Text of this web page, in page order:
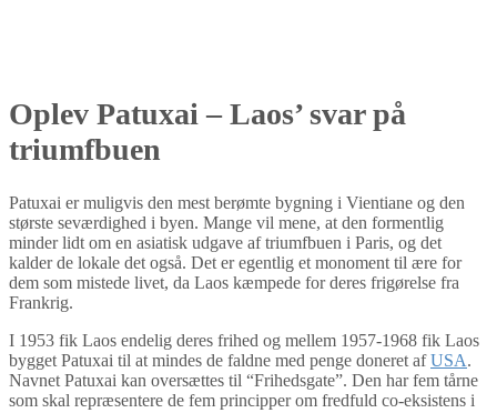
Oplev Patuxai – Laos’ svar på
triumfbuen
Patuxai er muligvis den mest berømte bygning i Vientiane og den
største seværdighed i byen. Mange vil mene, at den formentlig
minder lidt om en asiatisk udgave af triumfbuen i Paris, og det
kalder de lokale det også. Det er egentlig et monoment til ære for
dem som mistede livet, da Laos kæmpede for deres frigørelse fra
Frankrig.
I 1953 fik Laos endelig deres frihed og mellem 1957-1968 fik Laos
bygget Patuxai til at mindes de faldne med penge doneret afUSA.
Navnet Patuxai kan oversættes til “Frihedsgate”. Den har fem tårne
som skal repræsentere de fem principper om fredfuld co-eksistens i